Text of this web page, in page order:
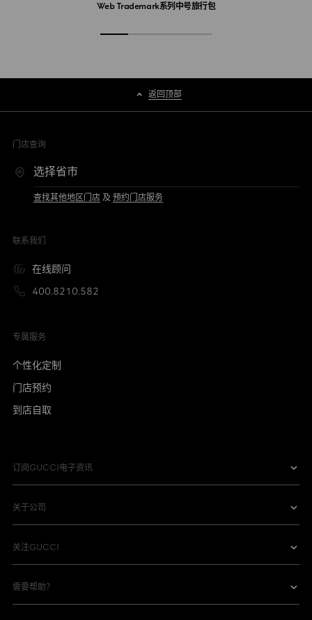
Web Trademark系列中号旅行包
返回顶部
门店查询
查找其他地区门店 及 预约门店服务
联系我们
在线顾问
400.8210.582
专属服务
个性化定制
门店预约
到店自取
订阅GUCCI电子资讯
关于公司
关注GUCCI
需要帮助？